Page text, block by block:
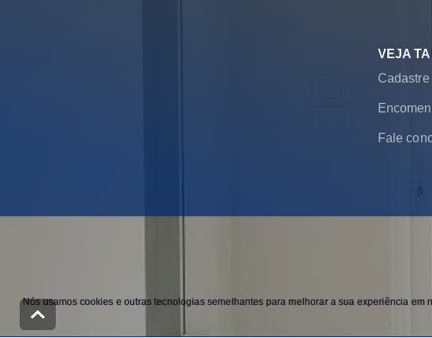
VEJA
Cadastre
Fale
Nós usamos cookies e outras tecnologias semelhantes para melhorar a sua experiência